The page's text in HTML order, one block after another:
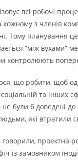
всі робочі
з членів
Тому планування
“між вухами”
контролюють
що робити, щоб
та інших
не були б доведені
які втратили
проектна
із замовником